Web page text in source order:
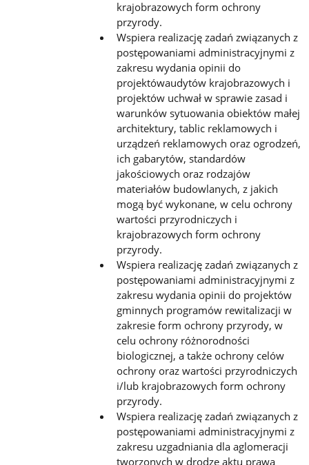
krajobrazowych form ochrony
przyrody.
Wspiera realizację zadań związanych z
postępowaniami administracyjnymi z
zakresu wydania opinii do
projektówaudytów krajobrazowych i
projektów uchwał w sprawie zasad i
warunków sytuowania obiektów małej
architektury, tablic reklamowych i
urządzeń reklamowych oraz ogrodzeń,
ich gabarytów, standardów
jakościowych oraz rodzajów
materiałów budowlanych, z jakich
mogą być wykonane, w celu ochrony
wartości przyrodniczych i
krajobrazowych form ochrony
przyrody.
Wspiera realizację zadań związanych z
postępowaniami administracyjnymi z
zakresu wydania opinii do projektów
gminnych programów rewitalizacji w
zakresie form ochrony przyrody, w
celu ochrony różnorodności
biologicznej, a także ochrony celów
ochrony oraz wartości przyrodniczych
i/lub krajobrazowych form ochrony
przyrody.
Wspiera realizację zadań związanych z
postępowaniami administracyjnymi z
zakresu uzgadniania dla aglomeracji
tworzonych w drodze aktu prawa